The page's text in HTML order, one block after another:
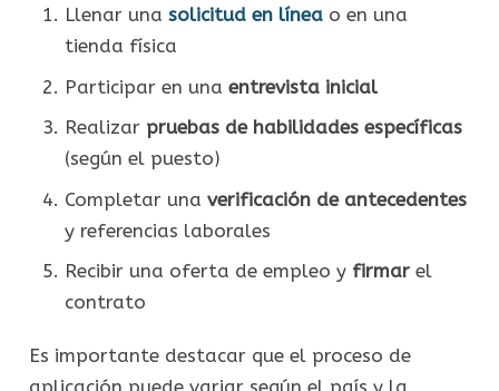
Llenar una solicitud en líneao en una
tienda física
Participar en una entrevista inicial
Realizar pruebas de habilidades específicas
(según el puesto)
Completar una verificación de antecedentes
y referencias laborales
Recibir una oferta de empleo y firmarel
contrato
Es importante destacar que el proceso de